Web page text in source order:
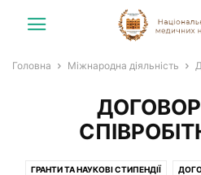
Головна Міжнародна діяльність
ГРАНТИ ТА НАУКОВІ СТИПЕНДІЇ